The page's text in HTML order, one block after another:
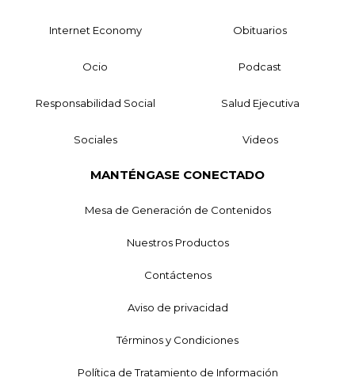
Internet Economy Obituarios
Ocio Podcast
Responsabilidad Social Salud Ejecutiva
Sociales Videos
MANTÉNGASE CONECTADO
Mesa de Generación de Contenidos
Nuestros Productos
Contáctenos
Aviso de privacidad
Términos y Condiciones
Política de Tratamiento de Información